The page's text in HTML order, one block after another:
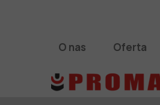
O nas Oferta